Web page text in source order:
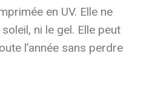
en UV. Elle ne
ni le gel. Elle peut
l’année sans perdre